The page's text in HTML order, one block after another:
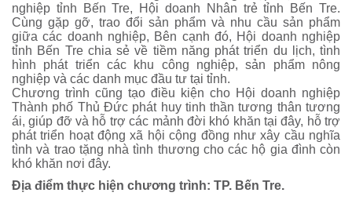
nghiệp tỉnh Bến Tre, Hội doanh Nhân trẻ tỉnh Bến Tre.
Cùng gặp gỡ, trao đổi sản phẩm và nhu cầu sản phẩm
giữa các doanh nghiệp, Bên cạnh đó, Hội doanh nghiệp
tỉnh Bến Tre chia sẻ về tiềm năng phát triển du lịch, tình
hình phát triển các khu công nghiệp, sản phẩm nông
nghiệp và các danh mục đầu tư tại tỉnh.
Chương trình cũng tạo điều kiện cho Hội doanh nghiệp
Thành phố Thủ Đức phát huy tinh thần tương thân tương
ái, giúp đỡ và hỗ trợ các mảnh đời khó khăn tại đây, hỗ trợ
phát triển hoạt động xã hội cộng đồng như xây cầu nghĩa
tình và trao tặng nhà tình thương cho các hộ gia đình còn
khó khăn nơi đây.
Địa điểm thực hiện chương trình: TP. Bến Tre.